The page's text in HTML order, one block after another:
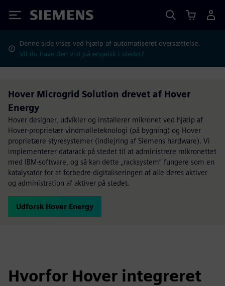
Siemens
Denne side vises ved hjælp af automatiseret oversættelse.
Vil du have den vist på engelsk i stedet?
Hover Microgrid Solution drevet af Hover
Energy
Hover designer, udvikler og installerer mikronet ved hjælp af
Hover-proprietær vindmølleteknologi (på bygning) og Hover
proprietære styresystemer (indlejring af Siemens hardware). Vi
implementerer datarack på stedet til at administrere mikronettet
med IBM-software, og så kan dette „racksystem“ fungere som en
katalysator for at forbedre digitaliseringen af alle deres aktiver
og administration af aktiver på stedet.
Udforsk Hover Energy
Hvorfor Hover integreret